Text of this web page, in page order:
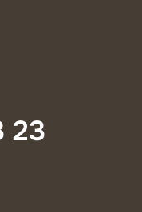
23